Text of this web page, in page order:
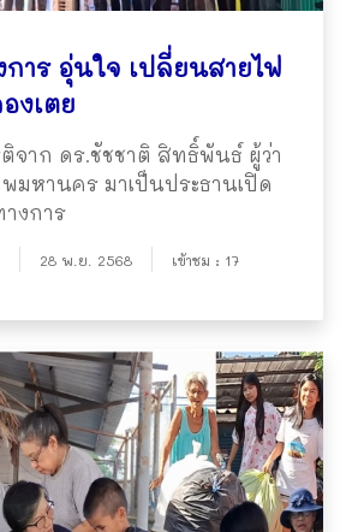
การ อุ่นใจ เปลี่ยนสายไฟ
งเตย
ติจาก ดร.ชัชชาติ สิทธิ์พันธ์ ผู้ว่า
พมหานคร มาเป็นประธานเปิด
งการ
28 พ.ย. 2568 เข้าชม : 17